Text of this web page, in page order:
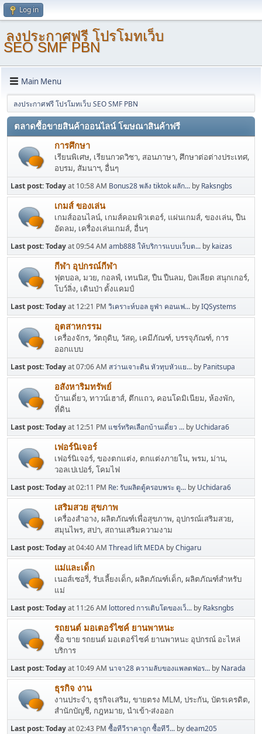
Log in
ลงประกาศฟรี โปรโมทเว็บ
SEO SMF PBN
Main Menu
ลงประกาศฟรี โปรโมทเว็บ SEO SMF PBN
ตลาดซื้อขายสินค้าออนไลน์ โฆษณาสินค้าฟรี
การศึกษา
เรียนพิเศษ, เรียนกวดวิชา, สอนภาษา, ศึกษาต่อต่างประเทศ,
อบรม, สัมนาฯ, อื่นๆ
Last post:Todayat 10:58 AM Bonus28 พลัง tiktok ผลัก... by Raksngbs
เกมส์ ของเล่น
เกมส์ออนไลน์, เกมส์คอมพิวเตอร์, แผ่นเกมส์, ของเล่น, ปืน
อัดลม, เครื่องเล่นเกมส์, อื่นๆ
Last post:Todayat 09:54 AM amb888 ให้บริการแบบเว็บต... by kaizas
กีฬา อุปกรณ์กีฬา
ฟุตบอล, มวย, กอลฟ์, เทนนิส, ปืน ปืนลม, บิลเลียด สนุกเกอร์,
โบว์ลิ่ง, เดินป่า ตั้งแคมป์
Last post:Todayat 12:21 PM วิเคราะห์บอล ยูฟ่า คอนเฟ... byIQSystems
อุตสาหกรรม
เครื่องจักร, วัตถุดิบ, วัสดุ, เคมีภัณฑ์, บรรจุภัณฑ์, การ
ออกแบบ
Last post:Todayat 07:06 AM สว่านเจาะดิน หัวทุบหัวแย... by Panitsupa
อสังหาริมทรัพย์
บ้านเดี่ยว, ทาวน์เฮาส์, ตึกแถว, คอนโดมิเนียม, ห้องพัก,
ที่ดิน
Last post:Todayat 12:51 PM แชร์ทริคเลือกบ้านเดี่ยว ... by Uchidara6
เฟอร์นิเจอร์
เฟอร์นิเจอร์, ของตกแต่ง, ตกแต่งภายใน, พรม, ม่าน,
วอลเปเปอร์, โคมไฟ
Last post:Todayat 02:11 PM Re: รับผลิตตู้ครอบพระ ตู... by Uchidara6
เสริมสวย สุขภาพ
เครื่องสำอาง, ผลิตภัณฑ์เพื่อสุขภาพ, อุปกรณ์เสริมสวย,
สมุนไพร, สปา, สถานเสริมความงาม
Last post:Todayat 04:40 AM Thread lift MEDA byChigaru
แม่และเด็ก
เนอส์เซอรี่, รับเลี้ยงเด็ก, ผลิตภัณฑ์เด็ก, ผลิตภัณฑ์สำหรับ
แม่
Last post:Todayat 11:26 AM lottored การเติบโตของเว็... by Raksngbs
รถยนต์ มอเตอร์ไซค์ ยานพาหนะ
ซื้อ ขาย รถยนต์ มอเตอร์ไซค์ ยานพาหนะ อุปกรณ์ อะไหล่
บริการ
Last post:Todayat 10:49 AM นาจา28 ความลับของแพลตฟอร... by Narada
ธุรกิจ งาน
งานประจำ, ธุรกิจเสริม, ขายตรง MLM, ประกัน, บัตรเครดิต,
สำนักบัญชี, กฎหมาย, นำเข้า-ส่งออก
Last post:Todayat 02:43 PM ซื้อทีวีราคาถูก ซื้อทีวี... bydeam205